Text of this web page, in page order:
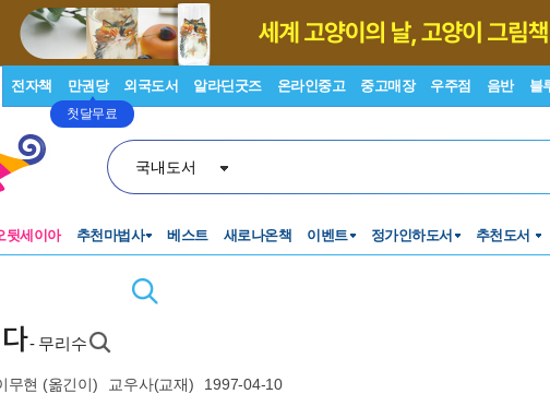
전자책 만권당
첫달무료
외국도서 알라딘굿즈 온라인중고 중고매장 우주점 음반 블
국내도서
뒷세이아 추천마법사 베스트 새로나온책 이벤트 정가인하도서 추천도서
- 무리수
무현 (옮긴이) 교우사(교재) 1997-04-10